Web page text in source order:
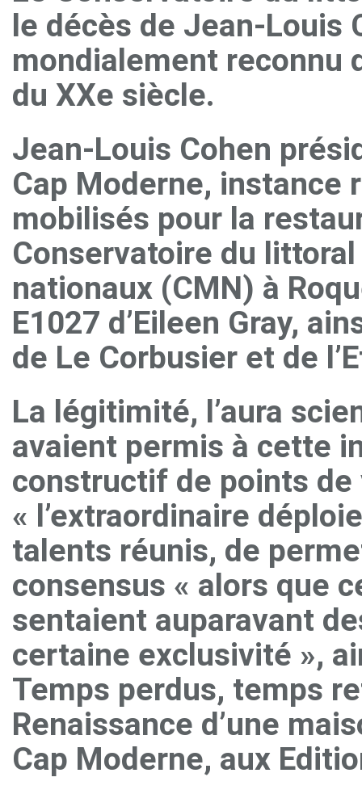
le décès de Jean-Louis
mondialement reconnu
du XXe siècle.
Jean-Louis Cohen
Cap Moderne,
mobilisés pour la
Conservatoire du
nationaux (CMN) à
E1027 d’Eileen Gray,
de Le Corbusier et de
La légitimité, l’aura
avaient permis à cette
constructif de points de
« l’extraordinaire
talents réunis, de
consensus « alors que
sentaient auparavant
certaine exclusivité »,
Temps perdus, temps
Renaissance d’une
Cap Moderne, aux